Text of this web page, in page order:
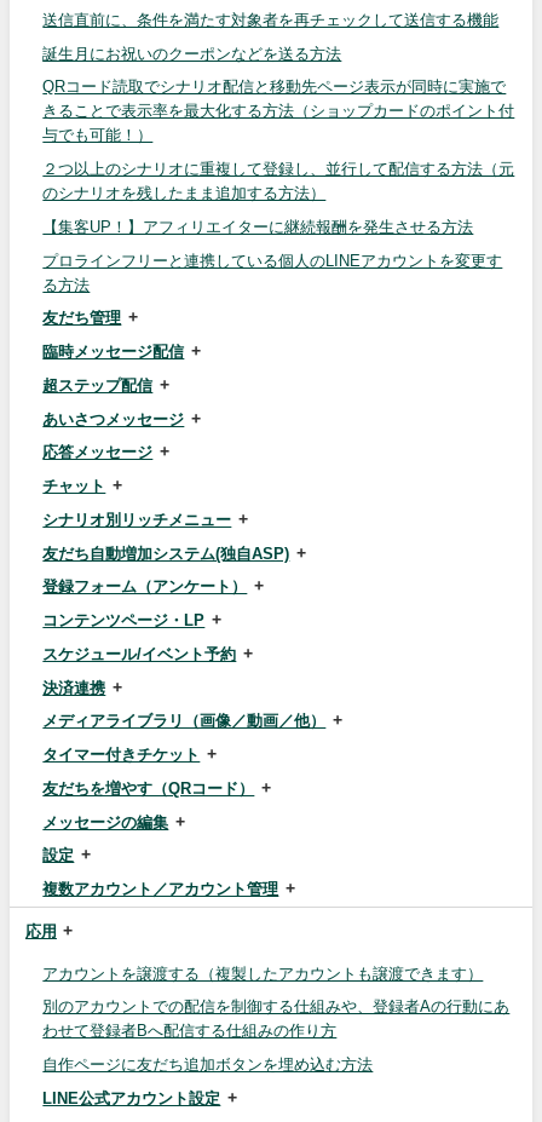
送信直前に、条件を満たす対象者を再チェックして送信する機能
誕生月にお祝いのクーポンなどを送る方法
QRコード読取でシナリオ配信と移動先ページ表示が同時に実施で
きることで表示率を最大化する方法（ショップカードのポイント付
与でも可能！）
２つ以上のシナリオに重複して登録し、並行して配信する方法（元
のシナリオを残したまま追加する方法）
【集客UP！】アフィリエイターに継続報酬を発生させる方法
プロラインフリーと連携している個人のLINEアカウントを変更す
る方法
友だち管理
臨時メッセージ配信
超ステップ配信
あいさつメッセージ
応答メッセージ
チャット
シナリオ別リッチメニュー
友だち自動増加システム(独自ASP)
登録フォーム（アンケート）
コンテンツページ・LP
スケジュール/イベント予約
決済連携
メディアライブラリ（画像／動画／他）
タイマー付きチケット
友だちを増やす（QRコード）
メッセージの編集
設定
複数アカウント／アカウント管理
応用
アカウントを譲渡する（複製したアカウントも譲渡できます）
別のアカウントでの配信を制御する仕組みや、登録者Aの行動にあ
わせて登録者Bへ配信する仕組みの作り方
自作ページに友だち追加ボタンを埋め込む方法
LINE公式アカウント設定